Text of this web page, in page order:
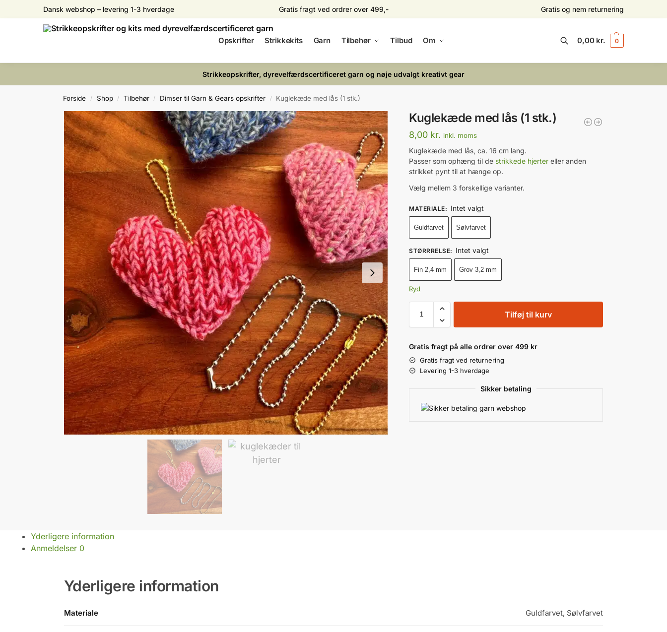
Dansk webshop – levering 1-3 hverdage Gratis fragt ved ordrer over 499,- Gratis og nem returnering
Opskrifter Strikkekits Garn Tilbehør Tilbud Om
Search
0,00 kr. 0
Strikkeopskrifter, dyrevelfærdscertificeret garn og nøje udvalgt kreativt gear
Forside / Shop / Tilbehør / Dimser til Garn & Gears opskrifter / Kuglekæde med lås (1 stk.)
Kuglekæde med lås (1 stk.)
8,00 kr. inkl. moms
Kuglekæde med lås, ca. 16 cm lang.
Passer som ophæng til de strikkede hjerter eller anden
strikket pynt til at hænge op.
Vælg mellem 3 forskellige varianter.
MATERIALE: Intet valgt
Guldfarvet Sølvfarvet
STØRRRELSE: Intet valgt
Fin 2,4 mm Grov 3,2 mm
Ryd
Tilføj til kurv
Gratis fragt på alle ordrer over 499 kr
Gratis fragt ved returnering
Levering 1-3 hverdage
Sikker betaling
Yderligere information
Anmeldelser 0
Yderligere information
Materiale Guldfarvet, Sølvfarvet